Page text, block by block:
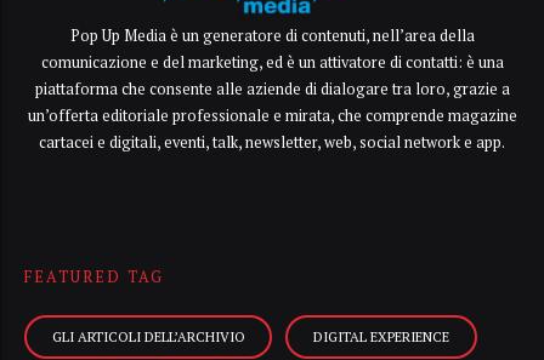
Pop Up Media è un generatore di contenuti, nell’area della
comunicazione e del marketing, ed è un attivatore di contatti: è una
piattaforma che consente alle aziende di dialogare tra loro, grazie a
un’offerta editoriale professionale e mirata, che comprende magazine
cartacei e digitali, eventi, talk, newsletter, web, social network e app.
FEATURED TAG
GLI ARTICOLI DELL’ARCHIVIO DIGITAL EXPERIENCE